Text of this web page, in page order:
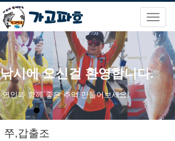
시에 오신걸 환영합니다.
연인과 함께 좋은 추억 만들어보세요!
쭈,갑출조